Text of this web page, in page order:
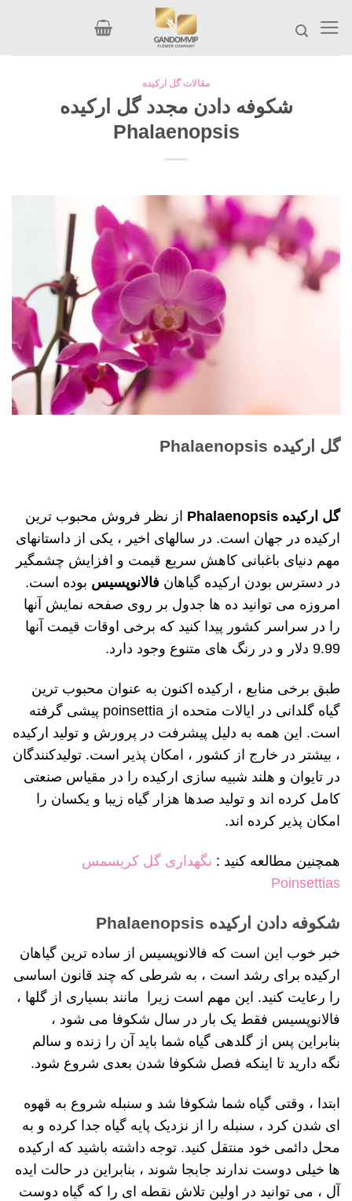
content
مقالات گل ارکیده
شکوفه دادن مجدد گل ارکیده
Phalaenopsis
گل ارکیده Phalaenopsis
گل ارکیده Phalaenopsis
از نظر فروش محبوب ترین
ارکیده در جهان است. در سالهای اخیر ، یکی از داستانهای
مهم دنیای باغبانی کاهش سریع قیمت و افزایش چشمگیر
در دسترس بودن ارکیده گیاهان فالانوپسیس بوده است.
امروزه می توانید ده ها جدول بر روی صفحه نمایش آنها
را در سراسر کشور پیدا کنید که برخی اوقات قیمت آنها
9.99 دلار و در رنگ های متنوع وجود دارد.
طبق برخی منابع ، ارکیده اکنون به عنوان محبوب ترین
گیاه گلدانی در ایالات متحده از poinsettia پیشی گرفته
است. این همه به دلیل پیشرفت در پرورش و تولید ارکیده
، بیشتر در خارج از کشور ، امکان پذیر است. تولیدکنندگان
در تایوان و هلند شبیه سازی ارکیده را در مقیاس صنعتی
کامل کرده اند و تولید صدها هزار گیاه زیبا و یکسان را
امکان پذیر کرده اند.
همچنین مطالعه کنید : نگهداری گل کریسمس
Poinsettias
شکوفه دادن ارکیده Phalaenopsis
خبر خوب این است که فالانوپسیس از ساده ترین گیاهان
ارکیده برای رشد است ، به شرطی که چند قانون اساسی
را رعایت کنید. این مهم است زیرا مانند بسیاری از گلها ،
فالانوپسیس فقط یک بار در سال شکوفا می شود ،
بنابراین پس از گلدهی گیاه شما باید آن را زنده و سالم
نگه دارید تا اینکه فصل شکوفا شدن بعدی شروع شود.
ابتدا ، وقتی گیاه شما شکوفا شد و سنبله شروع به قهوه
ای شدن کرد ، سنبله را از نزدیک پایه گیاه جدا کرده و به
محل دائمی خود منتقل کنید. توجه داشته باشید که ارکیده
ها خیلی دوست ندارند جابجا شوند ، بنابراین در حالت ایده
آل ، می توانید در اولین تلاش نقطه ای را که گیاه دوست